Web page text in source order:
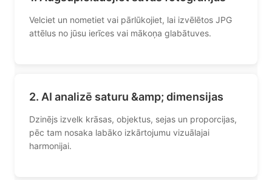
Velciet un nometiet vai pārlūkojiet, lai izvēlētos JPG
attēlus no jūsu ierīces vai mākoņa glabātuves.
2. AI analizē saturu &amp; dimensijas
Dzinējs izvelk krāsas, objektus, sejas un proporcijas,
pēc tam nosaka labāko izkārtojumu vizuālajai
harmonijai.